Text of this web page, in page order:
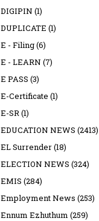
DIGIPIN (1)
DUPLICATE (1)
E - Filing(6)
E - LEARN (7)
E PASS (3)
E-Certificate (1)
E-SR(1)
EDUCATION NEWS (2413)
EL Surrender(18)
ELECTION NEWS (324)
EMIS (284)
Employment News (253)
Ennum Ezhuthum (259)